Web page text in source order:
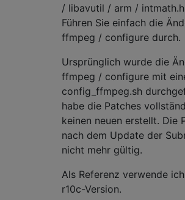
/ libavutil / arm /
Führen Sie einfach die
ffmpeg / configure durch.
Ursprünglich wurde die
ffmpeg / configure mit
config_ffmpeg.sh
habe die Patches
keinen neuen erstellt. Die
nach dem Update der
nicht mehr gültig.
Als Referenz verwende
r10c-Version.